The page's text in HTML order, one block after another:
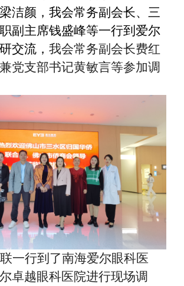
洁颜，我会常务副会长、三
副主席钱盛峰等一行到爱尔
交流， 我会常务副会长费红
党支部书记黄敏言等参加调
一行到了南海爱尔眼科医
卓越眼科医院进行现场调